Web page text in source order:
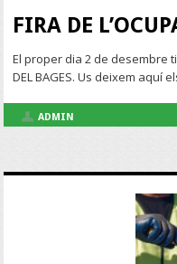
FIRA DE
El proper dia 2 de desembre
DEL BAGES. Us deixem aquí
ADMIN